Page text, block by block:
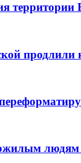
территории
продлили
людям